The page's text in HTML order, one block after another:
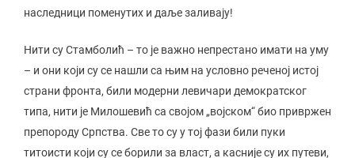
наследници поменутих и даље заливају!
Нити су Стамболић – то је важно непрестано имати на уму
– и они који су се нашли са њим на условно реченој истој
страни фронта, били модерни левичари демократског
типа, нити је Милошевић са својом „војском“ био привржен
препороду Српства. Све то су у тој фази били пуки
титоисти који су се борили за власт, а касније су их путеви,